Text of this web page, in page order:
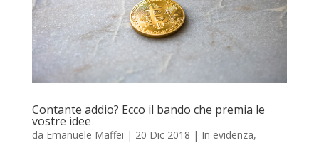
Contante addio? Ecco il bando che premia le
vostre idee
da Emanuele Maffei | 20 Dic 2018 | In evidenza,